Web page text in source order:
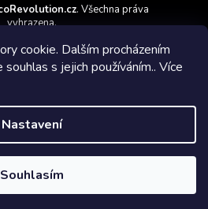
cookie. Dalším procházením
s jejich používáním.. Více
Nastavení
Souhlasím
. Všechna práva
vyhrazena.
program